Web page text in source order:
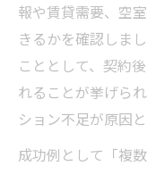
報や賃貸需要、空
きるかを確認しま
こととして、契約
れることが挙げら
ション不足が原因
成功例として「複